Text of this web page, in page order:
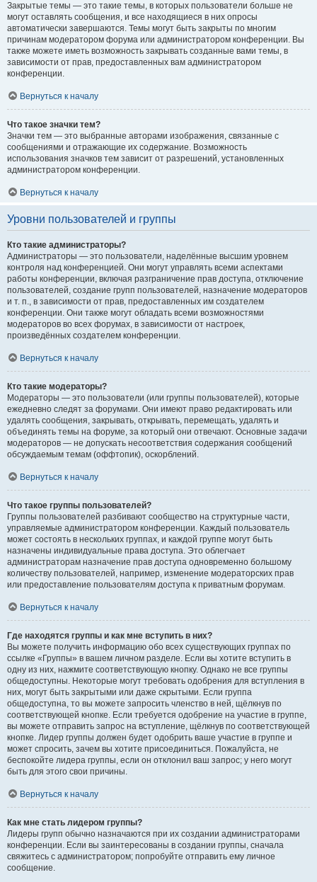
Закрытые темы — это такие темы, в которых пользователи больше не
могут оставлять сообщения, и все находящиеся в них опросы
автоматически завершаются. Темы могут быть закрыты по многим
причинам модератором форума или администратором конференции. Вы
также можете иметь возможность закрывать созданные вами темы, в
зависимости от прав, предоставленных вам администратором
конференции.
Вернуться к началу
Что такое значки тем?
Значки тем — это выбранные авторами изображения, связанные с
сообщениями и отражающие их содержание. Возможность
использования значков тем зависит от разрешений, установленных
администратором конференции.
Вернуться к началу
Уровни пользователей и группы
Кто такие администраторы?
Администраторы — это пользователи, наделённые высшим уровнем
контроля над конференцией. Они могут управлять всеми аспектами
работы конференции, включая разграничение прав доступа, отключение
пользователей, создание групп пользователей, назначение модераторов
и т. п., в зависимости от прав, предоставленных им создателем
конференции. Они также могут обладать всеми возможностями
модераторов во всех форумах, в зависимости от настроек,
произведённых создателем конференции.
Вернуться к началу
Кто такие модераторы?
Модераторы — это пользователи (или группы пользователей), которые
ежедневно следят за форумами. Они имеют право редактировать или
удалять сообщения, закрывать, открывать, перемещать, удалять и
объединять темы на форуме, за который они отвечают. Основные задачи
модераторов — не допускать несоответствия содержания сообщений
обсуждаемым темам (оффтопик), оскорблений.
Вернуться к началу
Что такое группы пользователей?
Группы пользователей разбивают сообщество на структурные части,
управляемые администратором конференции. Каждый пользователь
может состоять в нескольких группах, и каждой группе могут быть
назначены индивидуальные права доступа. Это облегчает
администраторам назначение прав доступа одновременно большому
количеству пользователей, например, изменение модераторских прав
или предоставление пользователям доступа к приватным форумам.
Вернуться к началу
Где находятся группы и как мне вступить в них?
Вы можете получить информацию обо всех существующих группах по
ссылке «Группы» в вашем личном разделе. Если вы хотите вступить в
одну из них, нажмите соответствующую кнопку. Однако не все группы
общедоступны. Некоторые могут требовать одобрения для вступления в
них, могут быть закрытыми или даже скрытыми. Если группа
общедоступна, то вы можете запросить членство в ней, щёлкнув по
соответствующей кнопке. Если требуется одобрение на участие в группе,
вы можете отправить запрос на вступление, щёлкнув по соответствующей
кнопке. Лидер группы должен будет одобрить ваше участие в группе и
может спросить, зачем вы хотите присоединиться. Пожалуйста, не
беспокойте лидера группы, если он отклонил ваш запрос; у него могут
быть для этого свои причины.
Вернуться к началу
Как мне стать лидером группы?
Лидеры групп обычно назначаются при их создании администраторами
конференции. Если вы заинтересованы в создании группы, сначала
свяжитесь с администратором; попробуйте отправить ему личное
сообщение.